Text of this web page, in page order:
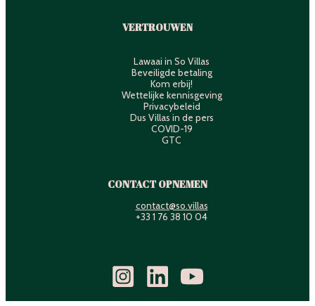
VERTROUWEN
Lawaai in So Villas
Beveiligde betaling
Kom erbij!
Wettelijke kennisgeving
Privacybeleid
Dus Villas in de pers
COVID-19
GTC
CONTACT OPNEMEN
contact@so.villas
+33 1 76 38 10 04